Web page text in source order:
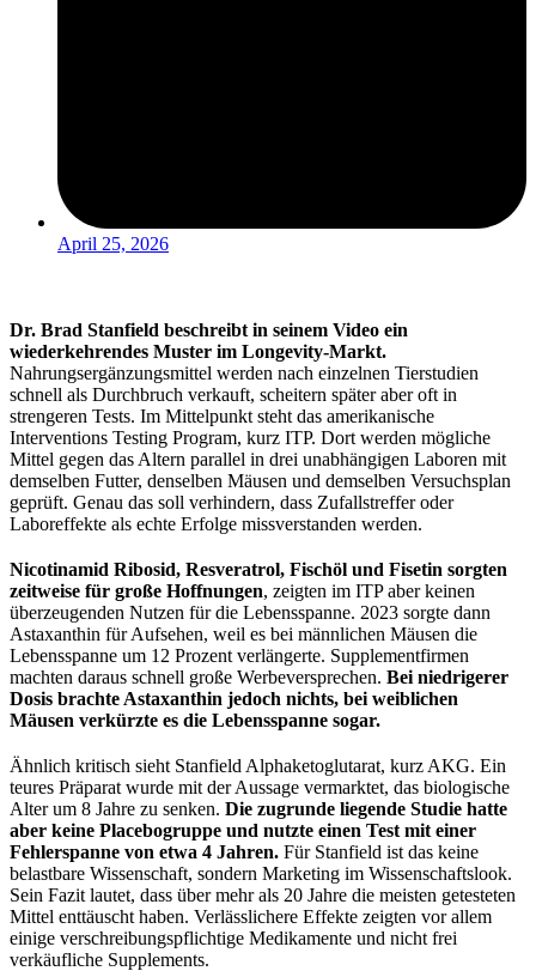
April 25, 2026
Dr. Brad Stanfield beschreibt in seinem Video ein
wiederkehrendes Muster im Longevity-Markt.
Nahrungsergänzungsmittel werden nach einzelnen Tierstudien
schnell als Durchbruch verkauft, scheitern später aber oft in
strengeren Tests. Im Mittelpunkt steht das amerikanische
Interventions Testing Program, kurz ITP. Dort werden mögliche
Mittel gegen das Altern parallel in drei unabhängigen Laboren mit
demselben Futter, denselben Mäusen und demselben Versuchsplan
geprüft. Genau das soll verhindern, dass Zufallstreffer oder
Laboreffekte als echte Erfolge missverstanden werden.
Nicotinamid Ribosid, Resveratrol, Fischöl und Fisetin sorgten
zeitweise für große Hoffnungen, zeigten im ITP aber keinen
überzeugenden Nutzen für die Lebensspanne. 2023 sorgte dann
Astaxanthin für Aufsehen, weil es bei männlichen Mäusen die
Lebensspanne um 12 Prozent verlängerte. Supplementfirmen
machten daraus schnell große Werbeversprechen. Bei niedrigerer
Dosis brachte Astaxanthin jedoch nichts, bei weiblichen
Mäusen verkürzte es die Lebensspanne sogar.
Ähnlich kritisch sieht Stanfield Alphaketoglutarat, kurz AKG. Ein
teures Präparat wurde mit der Aussage vermarktet, das biologische
Alter um 8 Jahre zu senken. Die zugrunde liegende Studie hatte
aber keine Placebogruppe und nutzte einen Test mit einer
Fehlerspanne von etwa 4 Jahren. Für Stanfield ist das keine
belastbare Wissenschaft, sondern Marketing im Wissenschaftslook.
Sein Fazit lautet, dass über mehr als 20 Jahre die meisten getesteten
Mittel enttäuscht haben. Verlässlichere Effekte zeigten vor allem
einige verschreibungspflichtige Medikamente und nicht frei
verkäufliche Supplements.